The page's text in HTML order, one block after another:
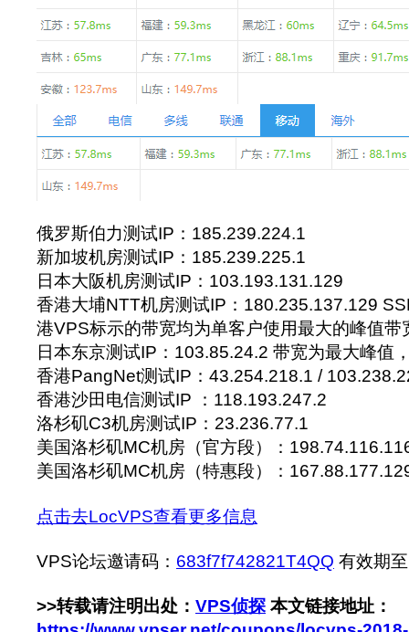
俄罗斯伯力测试IP：185.239.224.1
新加坡机房测试IP：185.239.225.1
日本大阪机房测试IP：103.193.131.129
香港大埔NTT机房测试IP：180.235.137.129
港VPS标示的带宽均为单客户使用最大的峰值带
日本东京测试IP：103.85.24.2 带宽为最大峰值
香港PangNet测试IP：43.254.218.1 /
香港沙田电信测试IP ：118.193.247.2
洛杉矶C3机房测试IP：23.236.77.1
美国洛杉矶MC机房（官方段）：
美国洛杉矶MC机房（特惠段）：
点击去LocVPS查看更多信息
VPS论坛邀请码： 683f7f742821T4QQ 有效期
>>转载请注明出处： VPS侦探 本文链接地址：